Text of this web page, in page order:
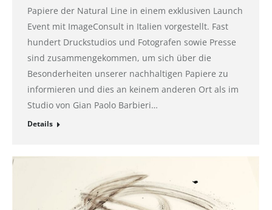
Papiere der Natural Line in einem exklusiven Launch
Event mit ImageConsult in Italien vorgestellt. Fast
hundert Druckstudios und Fotografen sowie Presse
sind zusammengekommen, um sich über die
Besonderheiten unserer nachhaltigen Papiere zu
informieren und dies an keinem anderen Ort als im
Studio von Gian Paolo Barbieri…
Details